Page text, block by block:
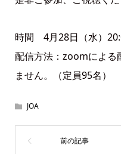
時間 4月28日（水）
配信方法：zoomによる
ません。（定員95名）
JOA